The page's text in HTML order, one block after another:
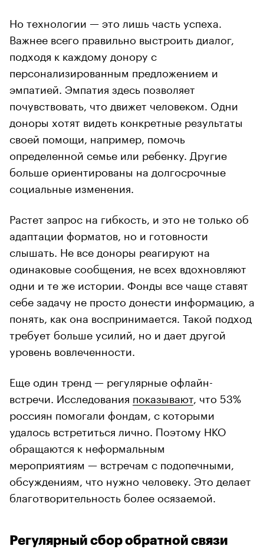
Но технологии — это лишь часть успеха.
Важнее всего правильно выстроить диалог,
подходя к каждому донору с
персонализированным предложением и
эмпатией. Эмпатия здесь позволяет
почувствовать, что движет человеком. Одни
доноры хотят видеть конкретные результаты
своей помощи, например, помочь
определенной семье или ребенку. Другие
больше ориентированы на долгосрочные
социальные изменения.
Растет запрос на гибкость, и это не только об
адаптации форматов, но и готовности
слышать. Не все доноры реагируют на
одинаковые сообщения, не всех вдохновляют
одни и те же истории. Фонды все чаще ставят
себе задачу не просто донести информацию, а
понять, как она воспринимается. Такой подход
требует больше усилий, но и дает другой
уровень вовлеченности.
Еще один тренд — регулярные офлайн-
встречи. Исследования показывают, что 53%
россиян помогали фондам, с которыми
удалось встретиться лично. Поэтому НКО
обращаются к неформальным
мероприятиям — встречам с подопечными,
обсуждениям, что нужно человеку. Это делает
благотворительность более осязаемой.
Регулярный сбор обратной связи